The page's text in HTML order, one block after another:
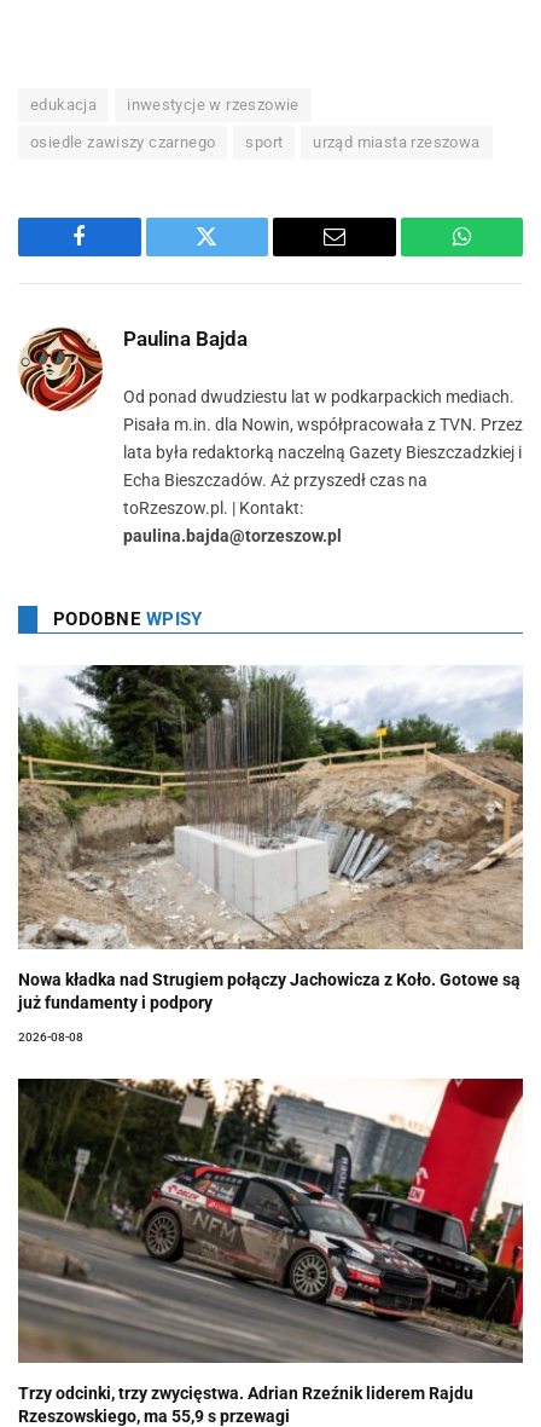
edukacja inwestycje w rzeszowie
osiedle zawiszy czarnego sport urząd miasta rzeszowa
Facebook Twitter Email
Paulina Bajda
Od ponad dwudziestu lat w podkarpackich mediach.
Pisała m.in. dla Nowin, współpracowała z TVN. Przez
lata była redaktorką naczelną Gazety Bieszczadzkiej i
Echa Bieszczadów. Aż przyszedł czas na
toRzeszow.pl. | Kontakt:
paulina.bajda@torzeszow.pl
PODOBNE WPISY
Nowa kładka nad Strugiem połączy Jachowicza z Koło. Gotowe są
już fundamenty i podpory
2026-08-08
Trzy odcinki, trzy zwycięstwa. Adrian Rzeźnik liderem Rajdu
Rzeszowskiego, ma 55,9 s przewagi